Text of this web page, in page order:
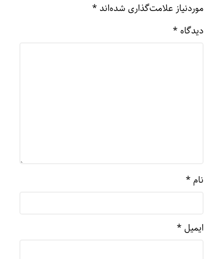
موردنیاز علامت‌گذاری شده‌اند *
دیدگاه *
نام *
ایمیل *